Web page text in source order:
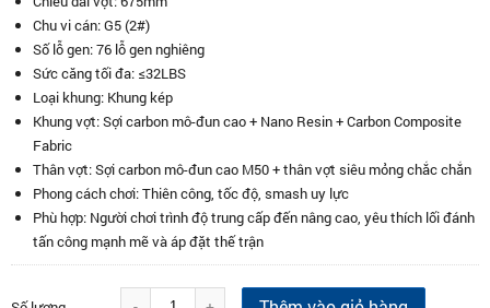
Chu vi cán: G5 (2#)
Số lỗ gen: 76 lỗ gen nghiêng
Sức căng tối đa: ≤32LBS
Loại khung: Khung kép
Khung vợt: Sợi carbon mô-đun cao + Nano Resin + Carbon Composite
Fabric
Thân vợt: Sợi carbon mô-đun cao M50 + thân vợt siêu mỏng chắc chắn
Phong cách chơi: Thiên công, tốc độ, smash uy lực
Phù hợp: Người chơi trình độ trung cấp đến nâng cao, yêu thích lối đánh
tấn công mạnh mẽ và áp đặt thế trận